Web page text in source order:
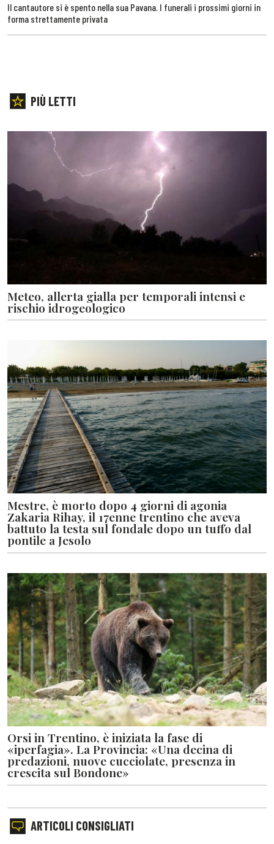
Il cantautore si è spento nella sua Pavana. I funerali i prossimi giorni in
forma strettamente privata
PIÙ LETTI
Meteo, allerta gialla per temporali intensi e
rischio idrogeologico
Mestre, è morto dopo 4 giorni di agonia
Zakaria Rihay, il 17enne trentino che aveva
battuto la testa sul fondale dopo un tuffo dal
pontile a Jesolo
Orsi in Trentino, è iniziata la fase di
«iperfagia». La Provincia: «Una decina di
predazioni, nuove cucciolate, presenza in
crescita sul Bondone»
ARTICOLI CONSIGLIATI